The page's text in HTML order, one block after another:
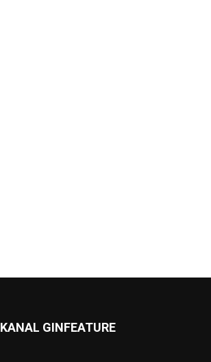
KANAL GINFEATURE